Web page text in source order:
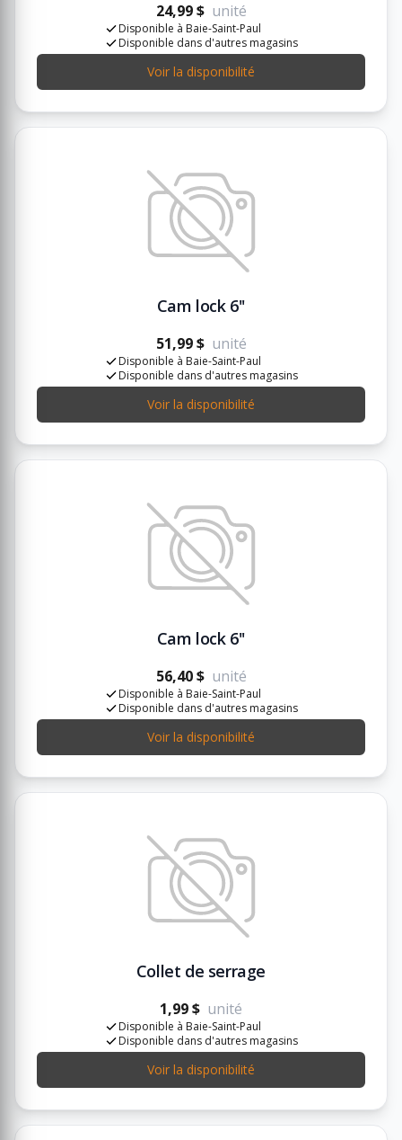
24,99 $ unité
Disponible à Baie-Saint-Paul
Disponible dans d'autres magasins
Voir la disponibilité
Cam lock 6''
51,99 $ unité
Disponible à Baie-Saint-Paul
Disponible dans d'autres magasins
Voir la disponibilité
Cam lock 6''
56,40 $ unité
Disponible à Baie-Saint-Paul
Disponible dans d'autres magasins
Voir la disponibilité
Collet de serrage
1,99 $ unité
Disponible à Baie-Saint-Paul
Disponible dans d'autres magasins
Voir la disponibilité